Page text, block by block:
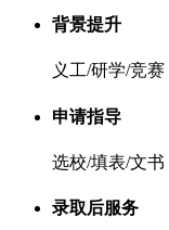
背景提升
义工/研学/竞赛
申请指导
选校/填表/文书
录取后服务